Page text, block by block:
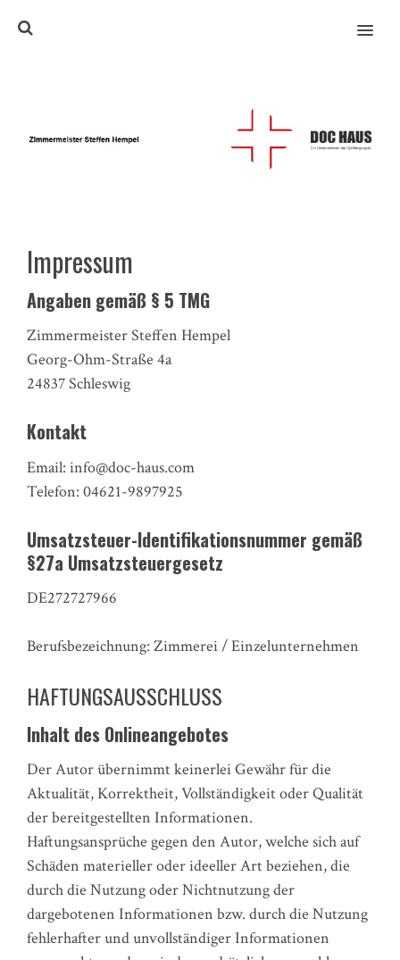
MENU
Impressum
Angaben gemäß § 5 TMG
Zimmermeister Steffen Hempel
Georg-Ohm-Straße 4a
24837 Schleswig
Kontakt
Email: info@doc-haus.com
Telefon: 04621-9897925
Umsatzsteuer-Identifikationsnummer gemäß
§27a Umsatzsteuergesetz
DE272727966
Berufsbezeichnung: Zimmerei / Einzelunternehmen
HAFTUNGSAUSSCHLUSS
Inhalt des Onlineangebotes
Der Autor übernimmt keinerlei Gewähr für die
Aktualität, Korrektheit, Vollständigkeit oder Qualität
der bereitgestellten Informationen.
Haftungsansprüche gegen den Autor, welche sich auf
Schäden materieller oder ideeller Art beziehen, die
durch die Nutzung oder Nichtnutzung der
dargebotenen Informationen bzw. durch die Nutzung
fehlerhafter und unvollständiger Informationen